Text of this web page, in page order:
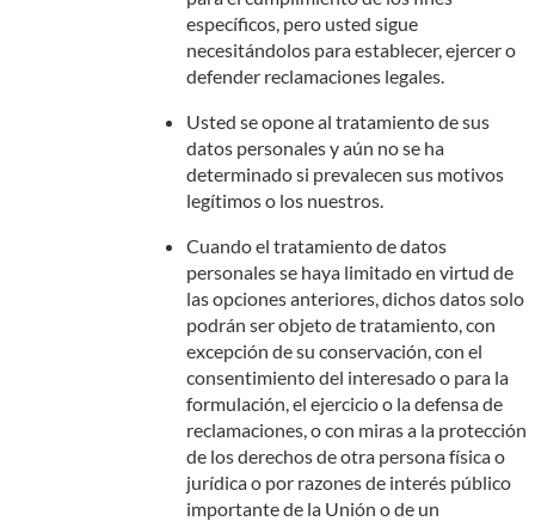
específicos, pero usted sigue
necesitándolos para establecer, ejercer o
defender reclamaciones legales.
Usted se opone al tratamiento de sus
datos personales y aún no se ha
determinado si prevalecen sus motivos
legítimos o los nuestros.
Cuando el tratamiento de datos
personales se haya limitado en virtud de
las opciones anteriores, dichos datos solo
podrán ser objeto de tratamiento, con
excepción de su conservación, con el
consentimiento del interesado o para la
formulación, el ejercicio o la defensa de
reclamaciones, o con miras a la protección
de los derechos de otra persona física o
jurídica o por razones de interés público
importante de la Unión o de un